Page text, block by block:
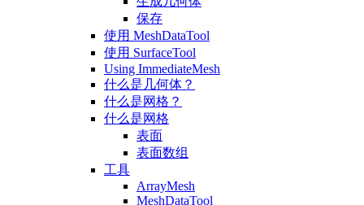
保存
使用 MeshDataTool
使用 SurfaceTool
Using ImmediateMesh
什么是几何体？
什么是网格？
什么是网格
表面
表面数组
工具
ArrayMesh
MeshDataTool